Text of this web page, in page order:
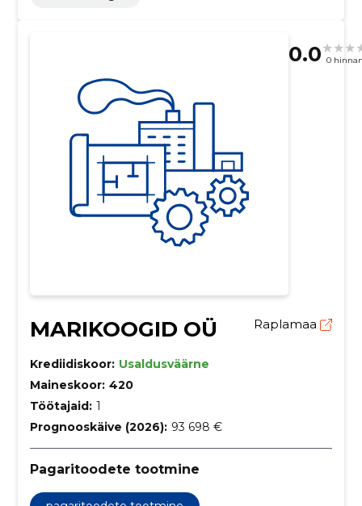
0.0 0
MARIKOOGID OÜ Raplamaa
Krediidiskoor: Usaldusväärne
Maineskoor: 420
Töötajaid: 1
Prognooskäive (2026): 93 698 €
Pagaritoodete tootmine